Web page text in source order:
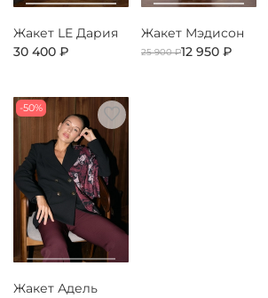
Жакет LE Дария
30 400 ₽
Жакет Мэдисон
25 900 ₽12 950 ₽
-50%
Жакет Адель